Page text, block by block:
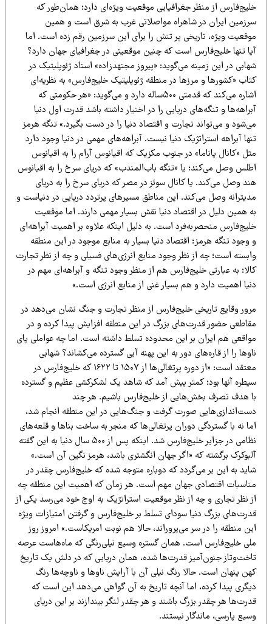
از منظر جغرافیایی موقعیت ویژه‌ای دارد؛ همان‌طور که
ایران در شاهراه مواصلاتی غرب به شرق است و همین
ویژه، تاریخی پر تنش را برای این سرزمین رقم زده است. اما
تنها خلیج‌فارس است که چنین موقعیتی در جغرافیای جهان دارد؟
در این زمینه می‌گوید: «پیروز مجتهدزاده» استاد ژئوپلیتیک در
«کشورها و مرزها در منطقه ژئوپلیتیک خلیج‌فارس» به نظریه‌ای
اشاره می‌کند که قدمتی ۵۰۰ساله دارد و می‌گوید: «هر حکومتی که
و تنگه‌های دریایی را در اختیار داشته باشد قدرت اول دنیا
و می‌تواند تجارت و اقتصاد دنیا را در دست بگیرد.» تنگه هرمز
آبراهه استراتژیک دنیا نیست. آبراهه‌های مهمی در دنیا وجود دارد
«کانال پاناما» در جنوب مکزیک که اقیانوس آرام را به اقیانوس
وصل می‌کند؛ یا «تنگه باب‌المندب» که دریای سرخ را به اقیانوس
وصل می‌کند. یا کانال سوئز در مصر که دریای سرخ را به دریای
وصل می‌کند. این مناطق مسیرهای پرتردد دریایی در دنیاست و
همین دلیل در اقتصاد دنیا نقش بسیار مهمی دارند. اما موقعیت
منحصربه‌فرد است. به دلیل اینکه علاوه بر اهمیت آبراهه‌ای
وجود تنگه هرمز؛ اقتصاد دنیا بسیار به منابع موجود در این منطقه
است؛ چه از نظر وجود منابع انرژی‌های فسیلی و چه از نظر تجارت
به عبارتی خلیج‌فارس هم از منظر وجود تنگه و آبراهه‌ای مهم در
اهمیت دارد و هم بسیار غنی از منابع انرژی است.»
وقایع تاریخی خلیج‌فارس از منظر تجارت و جنگ نشان می‌دهد در
حضور قدرت‌های بزرگ در این منطقه افزایش پیدا کرده و در
هم ایران بر این محدوده تسلط داشته است. اما چه عواملی پای
را از قاره‌های دور به این پهنه آبی گسترده می‌کشاند؟ شهابی
معتقد است: «از دوره پرتغالی‌ها از ۱۵۰۷ تا ۱۶۲۲ که خلیج‌فارس در
آنها بود؛ کمتر پیش آمد که شاهد یک لشکرکشی عظیم و گسترده
هدف تصرف بخش‌هایی از خلیج‌فارس باشیم. هر چند
صورت گرفت و جنگ‌هایی در این منطقه انجام شد،
نه با گستردگی دوران پرتغالی‌ها که منجر به ساخت بناها و قلعه‌های
نظامی در جزایر خلیج‌فارس شد. اینکه پس از ۵۰۰ سال دنیا به این گفته
برگشته که «اگر جهان انگشتری باشد، هرمز نگین آن است.»
به این بر می‌گردد که دوباره متوجه شده که خلیج‌فارس چقدر در
اقتصادی جهان مهم است. هر زمان که اهمیت این منطقه چه
نظر تجاری و چه از نظر موقعیت استراتژیک به اوج خود می‌رسد یکی از
بزرگ دنیا سودای تسلط بر خلیج‌فارس و گرفتن امتیازات ویژه
منطقه را در سر می‌پروراند، حالا هم نوبت امریکاست.» امروز روز
خلیج‌فارس است. همان گستره وسیع نیلی‌رنگی که ماه‌هاست عرصه
جنون‌آمیز قدرت‌ها شده، همان دریایی که در دلش یک تاریخ
پنهان است. حالا رنگ نیلی آن با آرایش ناوها و ناوچه‌ها رنگ
پیدا کرده، اما آنچه تاریخ به آن گواهی می‌دهد این است که
هر چقدر بزرگ باشند و هر چقدر لنگر بیندازند بر این دریای
پارسی، ماندگار نیستند.